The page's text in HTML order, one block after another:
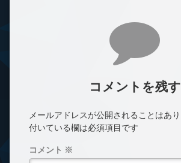
コメントを残す
メールアドレスが公開されることはあり
付いている欄は必須項目です
コメント ※